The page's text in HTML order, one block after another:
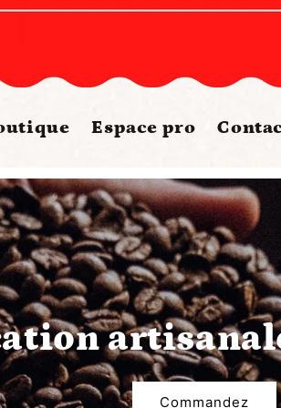
Espace pro
Commandez